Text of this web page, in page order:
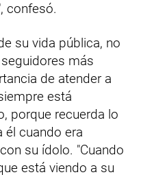
confesó.
su vida pública, no
más
de atender a
está
porque recuerda lo
él cuando era
su ídolo. "Cuando
está viendo a su